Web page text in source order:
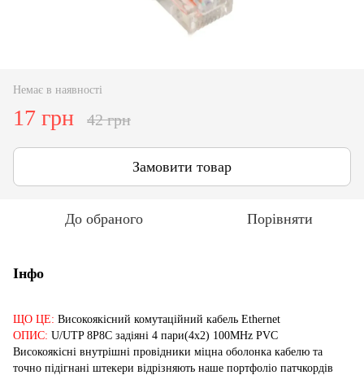
Немає в наявності
17 грн 42 грн
Замовити товар
До обраного Порівняти
Інфо
ЩО ЦЕ: Високоякісний комутаційний кабель Ethernet
ОПИС: U/UTP 8P8C задіяні 4 пари(4x2) 100MHz PVC
Високоякісні внутрішні провідники міцна оболонка кабелю та
точно підігнані штекери відрізняють наше портфоліо патчкордів